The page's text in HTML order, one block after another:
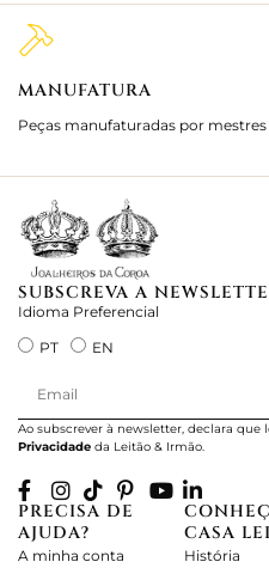
MANUFATURA
Peças manufaturadas por
SUBSCREVA A
Idioma Preferencial
PT
EN
Ao subscrever à newsletter, declara que
Privacidade da Leitão & Irmão.
PRECISA DE
AJUDA?
A minha conta
CASA
História